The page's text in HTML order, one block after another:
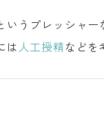
うプレッシャ
は人工授精などを考慮